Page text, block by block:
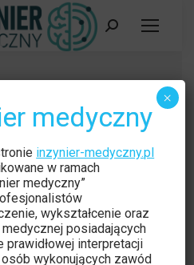
Szukaj:
medycznej
wspomaganej
Czytelnia
medycznej w…
medyczny
inzynier-medyczny.pl
w ramach
medyczny”
wykształcenie oraz
posiadających
interpretacji
wykonujących zawód
×